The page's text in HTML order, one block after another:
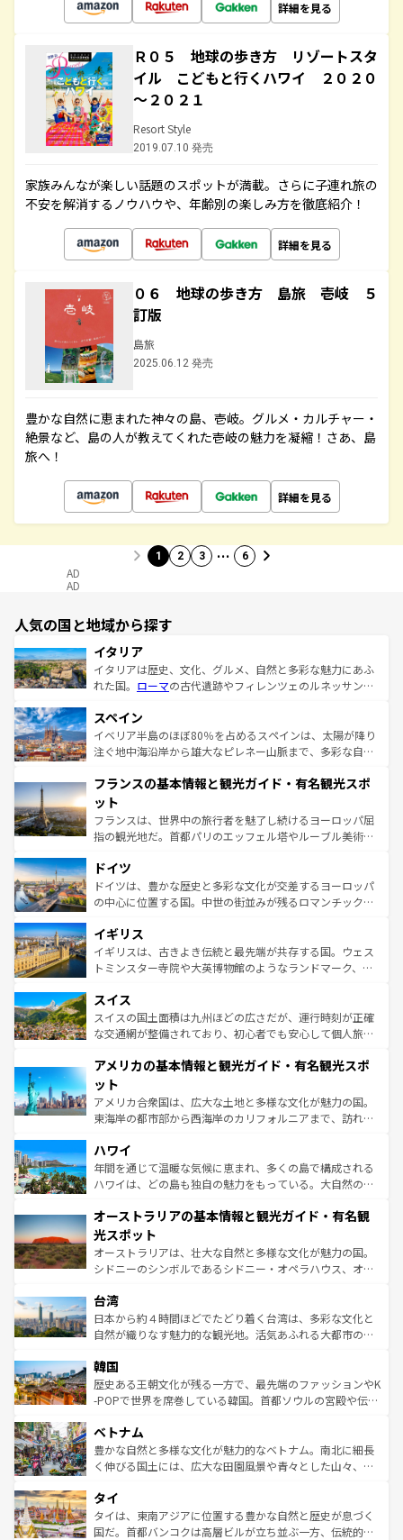
詳細を見る
Ｒ０５ 地球の歩き方 リゾートスタ
イル こどもと行くハワイ ２０２０
～２０２１
Resort Style
2019.07.10 発売
家族みんなが楽しい話題のスポットが満載。さらに子連れ旅の
不安を解消するノウハウや、年齢別の楽しみ方を徹底紹介！
詳細を見る
０６ 地球の歩き方 島旅 壱岐 ５
訂版
島旅
2025.06.12 発売
豊かな自然に恵まれた神々の島、壱岐。グルメ・カルチャー・
絶景など、島の人が教えてくれた壱岐の魅力を凝縮！さあ、島
旅へ！
詳細を見る
1 2 3 … 6
AD
AD
人気の国と地域から探す
イタリア
イタリアは歴史、文化、グルメ、自然と多彩な魅力にあふ
れた国。 ローマの古代遺跡やフィレンツェのルネッサンス
ろん、トスカーナの美しい田園風景やアマルフィ海岸の絶
景など、自然景観も見逃せない。観光の合間には、本場の
ピザやパスタなど、絶品のイタリア料理を堪能することも
ませてくれるイタリアで、忘れられない旅をしてみよう！
なお、新着のイタリア情報は
しい。
スペイン
イベリア半島のほぼ80％を占めるスペインは、太陽が降り
注ぐ地中海沿岸から雄大なピレネー山脈まで、多彩な自然
文化が根付くこの国では、情熱的なフラメンコ、熱気あふ
れる闘牛、そして美味しいタパスが生活の一部となってい
る。首都マドリードの洗練された雰囲気や、バルセロナの
アートに溢れた街角から、地方では古代ローマ遺跡や中世
せる。地方によって風土や気候が異なるスペインはその個
性で訪れる人を魅了する。 なお、新着のスペイン情報は コ
ンテンツ一覧を参照してほしい。
フランスの基本情報と観光ガイド・有名観光スポ
ット
フランスは、世界中の旅行者を魅了し続けるヨーロッパ屈
指の観光地だ。首都パリのエッフェル塔やルーブル美術館
で、幅広い魅力が詰まっている。華麗な宮殿、歴史的な大
聖堂、美しいビーチ、そして豊かな自然が、訪れる者を心
から魅了する。また、フランスは美食の国としても知ら
いる。シャンパンの発祥地であるランス、プロヴァンスの
香り高いラベンダー畑など、多彩な楽しみ方が可能だ。さ
らに、パリ以外の地域にも魅力が溢れており、どの街角に
れる地方に足を運ぶとそれぞれで全く異なる文化を体験で
きるだろう。 なお、新着のフランス情報はコンテンツ一覧
を参照してほしい。
ドイツ
ドイツは、豊かな歴史と多彩な文化が交差するヨーロッパ
の中心に位置する国。中世の街並みが残るロマンチック街
顔を持つこの国は、どこを歩いても飽きることがない。ベ
ルリンの文化的活気、バイエルン州のアルプスの絶景、そ
してライン川沿いのワイン畑といった風景は必見。ビール
は、お酒好きな人にはぜひ体験してほしい。 なお、新着の
ドイツ情報はコンテンツ一覧を参照してほしい。
イギリス
イギリスは、古きよき伝統と最先端が共存する国。ウェス
トミンスター寺院や大英博物館のようなランドマーク、歴
リアごとに異なる魅力がある。また、優雅なアフタヌーン
ティー、ビール好きにはたまらない英国パブ、サッカー観
戦など、本場だからこそできる体験も豊富。イギリスを旅
ンツ一覧を参照してほしい。
スイス
スイスの国土面積は九州ほどの広さだが、運行時刻が正確
な交通網が整備されており、初心者でも安心して個人旅行
の建物がそのまま残る町や、スイスならではのユニークな
博物館もあり、アルプス観光だけでなく町歩きも満喫する
ことができる。国民の所得が高いため物価も高いが、旅行
者向けの交通パス提供のサービスもあり、うまく活用すれ
着のスイス情報は
アメリカの基本情報と観光ガイド・有名観光スポ
ット
アメリカ合衆国は、広大な土地と多様な文化が魅力の国。
東海岸の都市部から西海岸のカリフォルニアまで、訪れる
のような巨大都市は、観光、ショッピング、エンターテイ
ンメントが詰まった刺激的なスポットだ。一方、アメリカ
西部には大自然が広がり、グランドキャニオンやイエロー
部のニューオーリンズでは、音楽と美食が融合した独特の
文化が魅力。旅行者はアメリカの各地域で異なる魅力を楽
しみながら、その多様性と豊かな歴史を感じることができ
るだろう。車でのロードトリップや列車の旅も、アメリカ
情報は
ハワイ
年間を通じて温暖な気候に恵まれ、多くの島で構成される
ハワイは、どの島も独自の魅力をもっている。大自然の神
ワイ島は見逃せない。また、定番の観光地といえばオアフ
島だが、静かな自然を求めるならマウイ島やカウアイ島が
おすすめ。エメラルドグリーンに輝く海をはじめ、豊かな
文化や歴史が息づいている。「アロハスピリット」と呼ば
人々、おいしいローカルフードやハワイアンミュージッ
ク、伝統的なフラダンスなど、すべてがハワイの魅力を彩
っている。訪れるたびに新しい発見と感動が待っているハ
はコンテンツ一覧
オーストラリアの基本情報と観光ガイド・有名観
光スポット
オーストラリアは、壮大な自然と多様な文化が魅力の国。
シドニーのシンボルであるシドニー・オペラハウス、オー
リアリーフや大陸中央部にそびえるウルル（エアーズロッ
ク）、タスマニアの美しい原生林やケアンズの熱帯雨林な
ど、見どころがたくさん。また、カフェやワイン、オージ
いる。アクティビティも充実しており、サーフィンやダイ
ビング、ハイキングなど、アウトドア好きにはたまらな
い。オーストラリアの多彩な魅力を存分に味わいつくそ
参照してほしい。
台湾
日本から約４時間ほどでたどり着く台湾は、多彩な文化と
自然が織りなす魅力的な観光地。活気あふれる大都市の台
ン）、静ひつな山岳地帯である台湾東部など、都市の喧騒
と山間の静けさが共存しており、訪れる人に新しい発見と
驚きをもたらしてくれる。また、奥深い台湾の食文化も魅
容にもいいと評判のスイーツなど、バラエティ豊かな料理
が味わえる。 なお、新着の台湾情報は コンテンツ一覧を参
照してほしい。
韓国
歴史ある王朝文化が残る一方で、最先端のファッションやK
-POPで世界を席巻している韓国。首都ソウルの宮殿や伝統
き、地方に足を延ばせば四季折々の自然美を楽しむことが
できる。そして、キムチや焼肉、絶品のストリートフード
まで、さまざまな韓国料理が待っている。夜には、韓国な
リティに包まれながら、韓国の多彩な魅力を心ゆくまで味
わってみてほしい。 なお、新着の韓国情報はコンテンツ一
覧を参照してほしい。
ベトナム
豊かな自然と多様な文化が魅力的なベトナム。南北に細長
く伸びる国土には、広大な田園風景や青々とした山々、世
急速な発展と共に伝統が息づく。ハノイの古い町並みやホ
ーチミン市のフランス統治時代の建物も、独特の雰囲気を
醸し出している。また、バラエティの豊かさとおいしさで
タイ
タイは、東南アジアに位置する豊かな自然と歴史が息づく
国だ。首都バンコクは高層ビルが立ち並ぶ一方、伝統的な